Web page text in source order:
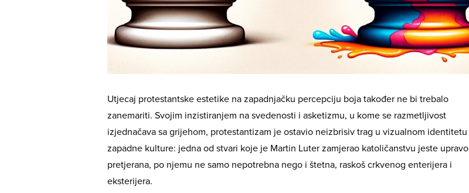
Utjecaj protestantske estetike na zapadnjačku percepciju boja također ne bi trebalo
zanemariti. Svojim inzistiranjem na svedenosti i asketizmu, u kome se razmetljivost
izjednačava sa grijehom, protestantizam je ostavio neizbrisiv trag u vizualnom identitetu
zapadne kulture: jedna od stvari koje je Martin Luter zamjerao katoličanstvu jeste upravo
pretjerana, po njemu ne samo nepotrebna nego i štetna, raskoš crkvenog enterijera i
eksterijera.